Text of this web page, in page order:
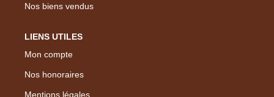
Nos biens vendus
LIENS UTILES
Mon compte
Nos honoraires
Mentions légales